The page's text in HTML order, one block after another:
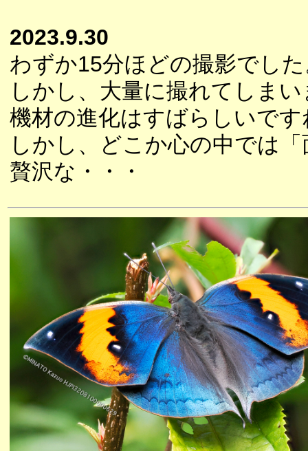
2023.9.30
わずか15分ほどの撮影でし
しかし、大量に撮れてしま
機材の進化はすばらしいです
しかし、どこか心の中では
贅沢な・・・